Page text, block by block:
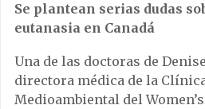
Se plantean serias dudas
eutanasia en Canadá
Una de las doctoras de
directora médica de la
Medioambiental del